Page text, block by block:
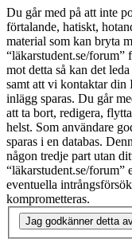
Du går med på att inte
förtalande, hatiskt,
material som kan bryta
“läkarstudent.se/
mot detta så kan det
samt att vi kontaktar din
inlägg sparas. Du går
att ta bort, redigera,
helst. Som användare
sparas i en databas.
någon tredje part utan
“läkarstudent.se/
eventuella
komprometteras.